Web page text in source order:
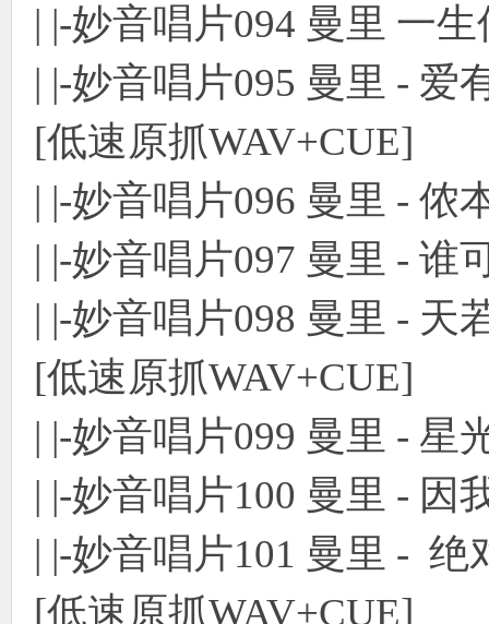
| |-妙音唱片094 曼里 一
| |-妙音唱片095 曼里 - 爱
[低速原抓WAV+CUE]
| |-妙音唱片096 曼里 - 侬
| |-妙音唱片097 曼里 -
| |-妙音唱片098 曼里 - 天
[低速原抓WAV+CUE]
| |-妙音唱片099 曼里 - 星
| |-妙音唱片100 曼里 - 因
| |-妙音唱片101 曼里 -
[低速原抓WAV+CUE]